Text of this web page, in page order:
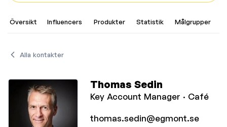
Översikt Influencers Produkter Statistik Målgrupper
Alla kontakter
Thomas Sedin
Key Account Manager · Café
thomas.sedin@egmont.se